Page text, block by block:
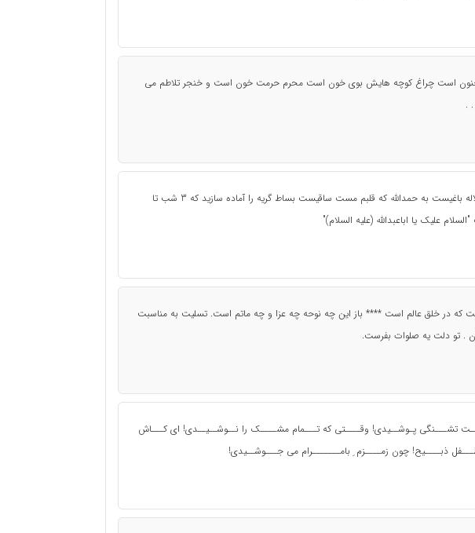
جنون است چراغ کوچه هایش بوی خون است محرم حرمت خون است و خنجر تلاطم می
.
میان دل ز عشقت لاله باغیست به حمدالله که قلبم مست ساقیست بساط گریه را آماده سازید که 3 شب تا
علیک یا اباعبدالله (علیه السلام)"
که در خلق عالم است **** باز این چه نوحه چه عزا و چه ماتم است. تسلیت به مناسبت
. تو دلت یه صلوات بفرست.
تشـــنگی پـوشــیدی! وقــــتی که تـــمام مشــــک را نــوشــیــدی! ای کـــاش
ذبــــیح! چون زمــــزم ِ بامـــــــرام می جـــوشــیدی!